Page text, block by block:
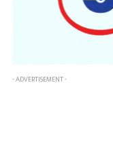
- ADVERTISEMENT -